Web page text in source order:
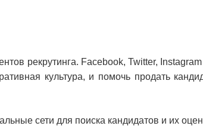
рекрутинга. Facebook, Twitter,
культура, и помочь продать
сети для поиска кандидатов и их